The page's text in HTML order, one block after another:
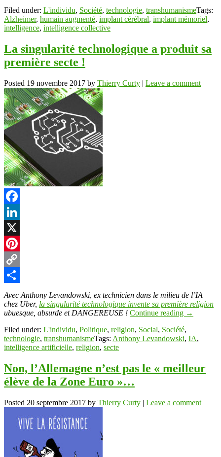
Filed under: L'individu, Société, technologie, transhumanismeTags:
Alzheimer, humain augmenté, implant cérébral, implant mémoriel,
intelligence, intelligence collective
La singularité technologique a produit sa
première secte !
Posted 19 novembre 2017 by Thierry Curty | Leave a comment
Facebook
LinkedIn
X
Pinterest
Copy
Link
Partager
Avec Anthony Levandowski, ex technicien dans le milieu de l’IA
chez Uber, la singularité technologique invente sa première religion
ubuesque, absurde et DANGEREUSE ! Continue reading →
Filed under: L'individu, Politique, religion, Social, Société,
technologie, transhumanismeTags: Anthony Levandowski, IA,
intelligence artificielle, religion, secte
Non, l’Allemagne n’est pas le « meilleur
élève de la Zone Euro »…
Posted 20 septembre 2017 by Thierry Curty | Leave a comment